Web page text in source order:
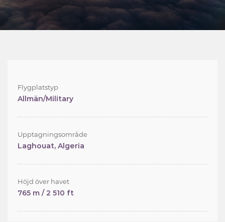
Flygplatstyp
Allmän/Military
Upptagningsområde
Laghouat, Algeria
Höjd över havet
765 m / 2 510 ft